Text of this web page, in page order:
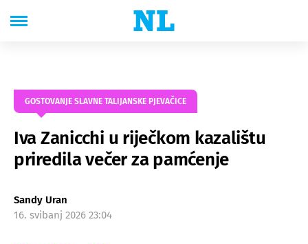
GOSTOVANJE SLAVNE TALIJANSKE PJEVAČICE
Iva Zanicchi u riječkom kazalištu
priredila večer za pamćenje
Sandy Uran
16. svibanj 2026 23:04